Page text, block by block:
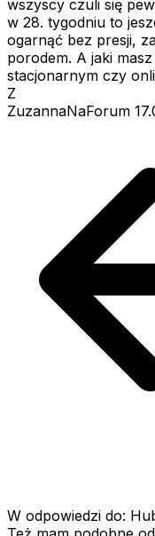
wszyscy czuli się
w 28. tygodniu to
ogarnąć bez presji,
porodem. A jaki
stacjonarnym czy
Z
ZuzannaNaForum
W odpowiedzi do: